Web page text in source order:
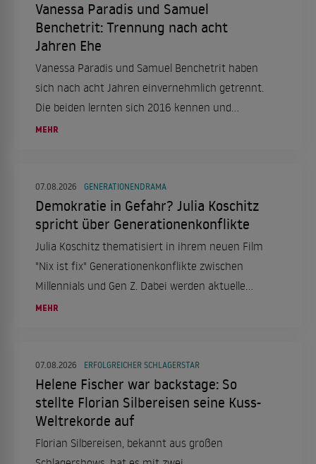
Vanessa Paradis und Samuel
Benchetrit: Trennung nach acht
Jahren Ehe
Vanessa Paradis und Samuel Benchetrit haben
sich nach acht Jahren einvernehmlich getrennt.
Die beiden lernten sich 2016 kennen und
heirateten 2018. Ein Statement ihres
MEHR
07.08.2026 GENERATIONENDRAMA
Demokratie in Gefahr? Julia Koschitz
spricht über Generationenkonflikte
Julia Koschitz thematisiert in ihrem neuen Film
"Nix ist fix" Generationenkonflikte zwischen
Millennials und Gen Z. Dabei werden aktuelle
gesellschaftliche und politische Themen
MEHR
07.08.2026 ERFOLGREICHER SCHLAGERSTAR
Helene Fischer war backstage: So
stellte Florian Silbereisen seine Kuss-
Weltrekorde auf
Florian Silbereisen, bekannt aus großen